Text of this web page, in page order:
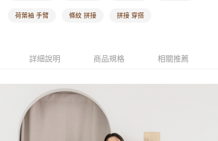
荷葉袖 手臂 條紋 拼接 拼接 穿搭
詳細說明 商品規格 相關推薦